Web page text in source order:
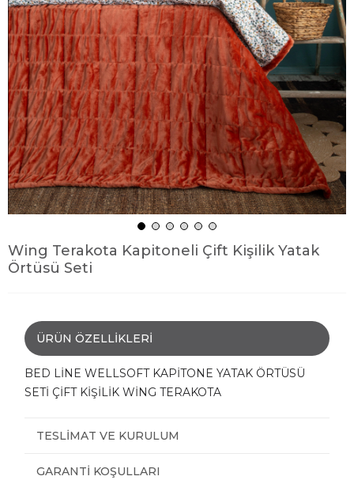
Wing Terakota Kapitoneli Çift Kişilik Yatak
Örtüsü Seti
ÜRÜN ÖZELLIKLERI
BED LİNE WELLSOFT KAPİTONE YATAK ÖRTÜSÜ
SETİ ÇİFT KİŞİLİK WİNG TERAKOTA
TESLIMAT VE KURULUM
GARANTI KOŞULLARI